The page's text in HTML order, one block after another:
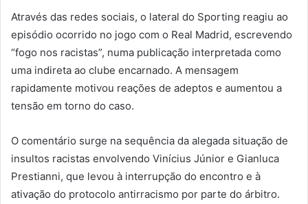
Através das redes sociais, o lateral do Sporting reagiu ao
episódio ocorrido no jogo com o Real Madrid, escrevendo
“fogo nos racistas”, numa publicação interpretada como
uma indireta ao clube encarnado. A mensagem
rapidamente motivou reações de adeptos e aumentou a
tensão em torno do caso.
O comentário surge na sequência da alegada situação de
insultos racistas envolvendo Vinícius Júnior e Gianluca
Prestianni, que levou à interrupção do encontro e à
ativação do protocolo antirracismo por parte do árbitro.